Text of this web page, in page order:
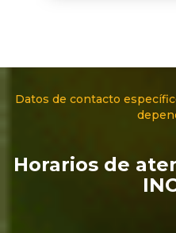
Datos de contacto
Horarios de